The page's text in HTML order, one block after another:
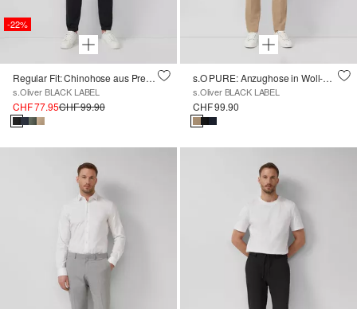
-22%
Regular Fit: Chinohose aus Premium-Baumwollstretch
s.Oliver BLACK LABEL
CHF 77.95CHF 99.90
s.O PURE: Anzughose in Woll-Optik
s.Oliver BLACK LABEL
CHF 99.90